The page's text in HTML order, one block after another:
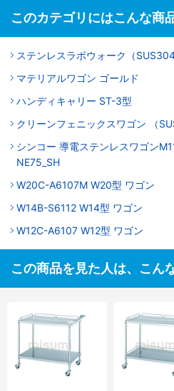
このカテゴリにはこんな商
ステンレスラボウォーク（SUS304
マテリアルワゴン ゴールド
ハンディキャリー ST-3型
クリーンフェニックスワゴン （
シンコー 導電ステンレスワゴン
NE75_SH
W20C-A6107M W20型 ワゴン
W14B-S6112 W14型 ワゴン
W12C-A6107 W12型 ワゴン
この商品を見た人は、こん